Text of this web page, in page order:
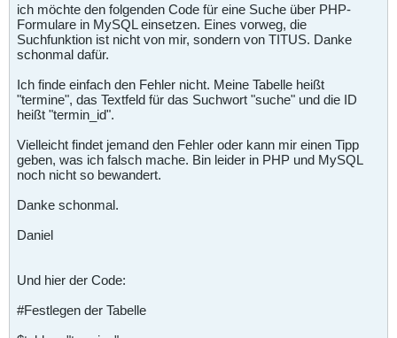
ich möchte den folgenden Code für eine Suche über PHP-
Formulare in MySQL einsetzen. Eines vorweg, die
Suchfunktion ist nicht von mir, sondern von TITUS. Danke
schonmal dafür.
Ich finde einfach den Fehler nicht. Meine Tabelle heißt
"termine", das Textfeld für das Suchwort "suche" und die ID
heißt "termin_id".
Vielleicht findet jemand den Fehler oder kann mir einen Tipp
geben, was ich falsch mache. Bin leider in PHP und MySQL
noch nicht so bewandert.
Danke schonmal.
Daniel
Und hier der Code:
#Festlegen der Tabelle